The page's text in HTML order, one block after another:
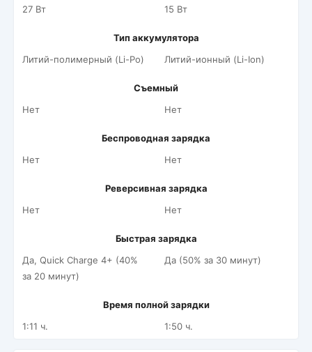
27 Вт 15 Вт
Тип аккумулятора
Литий-полимерный (Li-Po)
Литий-ионный (Li-Ion)
Съемный
Нет
Нет
Беспроводная зарядка
Нет
Нет
Реверсивная зарядка
Нет
Нет
Быстрая зарядка
Да, Quick Charge 4+ (40%
за 20 минут)
Да (50% за 30 минут)
Время полной зарядки
1:11 ч.
1:50 ч.